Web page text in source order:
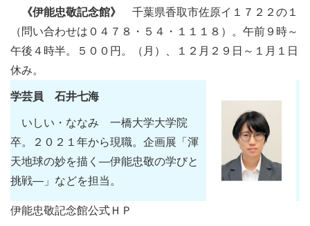
《伊能忠敬記念館》
千葉県香取市佐原イ１７２２の１
（問い合わせは０４７８・５４・１１１８）。午前９時～
午後４時半。５００円。（月）、１２月２９日～１月１日
休み。
学芸員 石井七海
いしい・ななみ 一橋大学大学院
卒。２０２１年から現職。企画展「渾
天地球の妙を描く―伊能忠敬の学びと
挑戦―」などを担当。
伊能忠敬記念館公式ＨＰ